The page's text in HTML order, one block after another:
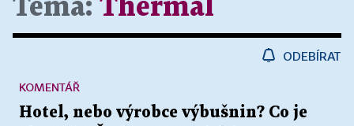
Téma: Thermal
ODEBÍRAT
Hotel, nebo výrobce výbušnin? Co je
KOMENTÁŘ